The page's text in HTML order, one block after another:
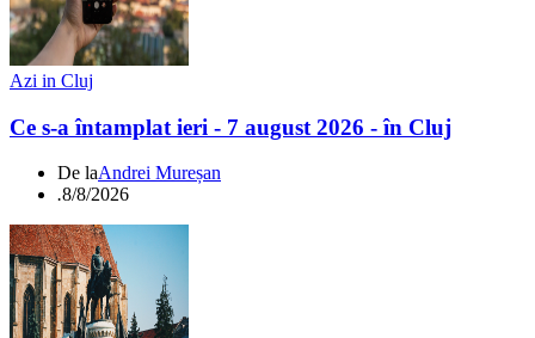
Azi in Cluj
Ce s-a întamplat ieri - 7 august 2026 - în Cluj
De laAndrei Mureșan
.8/8/2026